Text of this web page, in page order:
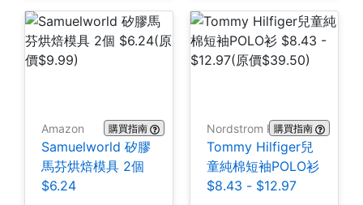
Amazon 購買指南
Samuelworld 矽膠
馬芬烘焙模具 2個
$6.24
Nordstrom Rack購買指南
Tommy Hilfiger兒
童純棉短袖POLO衫
$8.43 - $12.97